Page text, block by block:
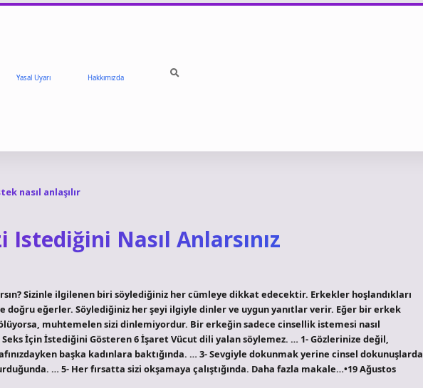
Yasal Uyarı Hakkımızda
nasıl anlaşılır
Istediğini Nasıl Anlarsınız
Sizinle ilgilenen biri söylediğiniz her cümleye dikkat edecektir. Erkekler hoşlandıkları
doğru eğerler. Söylediğiniz her şeyi ilgiyle dinler ve uygun yanıtlar verir. Eğer bir erkek
muhtemelen sizi dinlemiyordur. Bir erkeğin sadece cinsellik istemesi nasıl
Seks İçin İstediğini Gösteren 6 İşaret Vücut dili yalan söylemez. … 1- Gözlerinize değil,
başka kadınlara baktığında. … 3- Sevgiyle dokunmak yerine cinsel dokunuşlarda
… 5- Her fırsatta sizi okşamaya çalıştığında. Daha fazla makale…•19 Ağustos